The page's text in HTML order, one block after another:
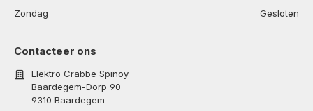
Zondag
Gesloten
Contacteer ons
Elektro Crabbe Spinoy
Baardegem-Dorp 90
9310 Baardegem